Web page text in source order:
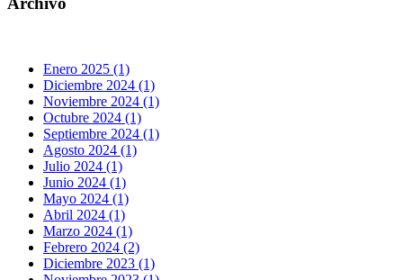
Enero 2025 (1)
Diciembre 2024 (1)
Noviembre 2024 (1)
Octubre 2024 (1)
Septiembre 2024 (1)
Agosto 2024 (1)
Julio 2024 (1)
Junio 2024 (1)
Mayo 2024 (1)
Abril 2024 (1)
Marzo 2024 (1)
Febrero 2024 (2)
Diciembre 2023 (1)